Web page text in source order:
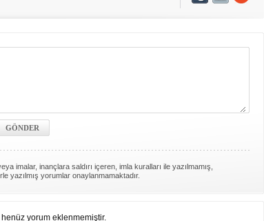
imalar, inançlara saldırı içeren, imla kuralları ile yazılmamış,
yazılmış yorumlar onaylanmamaktadır.
yorum eklenmemiştir.